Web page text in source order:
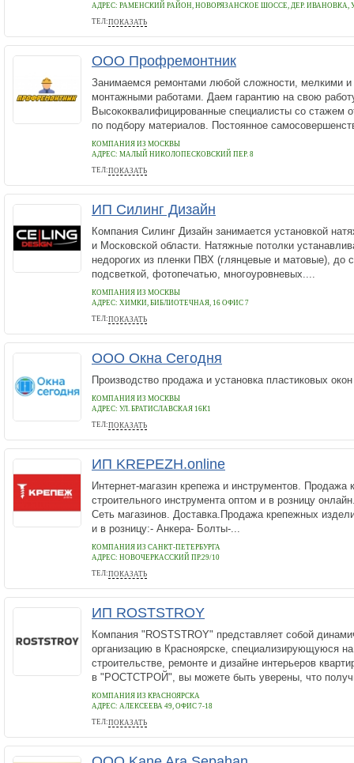
АДРЕС: РАМЕНСКИЙ РАЙОН, НОВОРЯЗАНСКОЕ ШОССЕ, ДЕР. ИВАНОВКА,
ТЕЛ:ПОКАЗАТЬ
+7 (903) 206-80-08
ООО Профремонтник
Занимаемся ремонтами любой сложности, мелкими и
монтажными работами. Даем гарантию на свою
Высококвалифицированные специалисты со стажем
по подбору материалов. Постоянное
КОМПАНИЯ ИЗ МОСКВЫ
АДРЕС: МАЛЫЙ НИКОЛОПЕСКОВСКИЙ ПЕР. 8
ТЕЛ:ПОКАЗАТЬ
+7 (499) 2869183
ИП Силинг Дизайн
Компания Силинг Дизайн занимается установкой
и Московской области. Натяжные потолки
недорогих из пленки ПВХ (глянцевые и матовые), до
подсветкой, фотопечатью, многоуровневых....
КОМПАНИЯ ИЗ МОСКВЫ
АДРЕС: ХИМКИ, БИБЛИОТЕЧНАЯ, 16 ОФИС 7
ТЕЛ:ПОКАЗАТЬ
+7 (495) 532-82-23
ООО Окна Сегодня
Производство продажа и установка пластиковых
КОМПАНИЯ ИЗ МОСКВЫ
АДРЕС: УЛ. БРАТИСЛАВСКАЯ 16К1
ТЕЛ:ПОКАЗАТЬ
+7(499)116-31-95
ИП KREPEZH.online
Интернет-магазин крепежа и инструментов. Продажа
строительного инструмента оптом и в розницу
Сеть магазинов. Доставка.Продажа крепежных
и в розницу:- Анкера- Болты-...
КОМПАНИЯ ИЗ САНКТ-ПЕТЕРБУРГА
АДРЕС: НОВОЧЕРКАССКИЙ ПР.29/10
ТЕЛ:ПОКАЗАТЬ
8-981-967-66-88
ИП ROSTSTROY
Компания "ROSTSTROY" представляет собой
организацию в Красноярске, специализирующуюся
строительстве, ремонте и дизайне интерьеров
в "РОСТСТРОЙ", вы можете быть уверены, что
КОМПАНИЯ ИЗ КРАСНОЯРСКА
АДРЕС: АЛЕКСЕЕВА 49, ОФИС 7-18
ТЕЛ:ПОКАЗАТЬ
+7 (391) 289 58 95